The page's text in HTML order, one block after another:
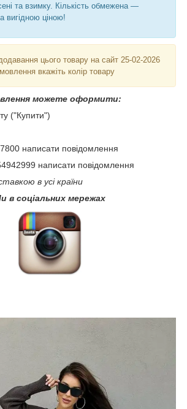
та взимку. Кількість обмежена —
вигідною ціною!
цього товару на сайт 25-02-2026
вкажіть колір товару
можете оформити:
("Купити")
написати повідомлення
написати повідомлення
в усі країни
в соціальних мережах